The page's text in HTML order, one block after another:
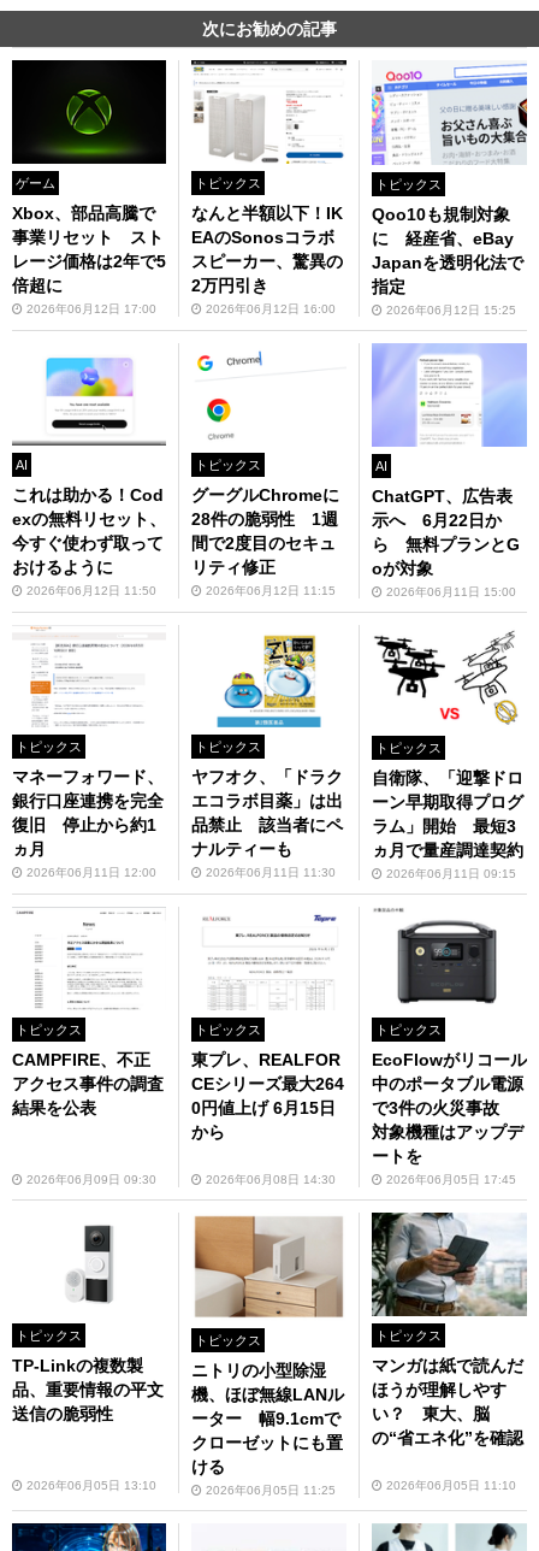
次にお勧めの記事
ゲーム
Xbox、部品高騰で
事業リセット スト
レージ価格は2年で5
倍超に
2026年06月12日 17:00
トピックス
なんと半額以下！IK
EAのSonosコラボ
スピーカー、驚異の
2万円引き
2026年06月12日 16:00
トピックス
Qoo10も規制対象
に 経産省、eBay
Japanを透明化法で
指定
2026年06月12日 15:25
AI
これは助かる！Cod
exの無料リセット、
今すぐ使わず取って
おけるように
2026年06月12日 11:50
トピックス
グーグルChromeに
28件の脆弱性 1週
間で2度目のセキュ
リティ修正
2026年06月12日 11:15
AI
ChatGPT、広告表
示へ 6月22日か
ら 無料プランとG
oが対象
2026年06月11日 15:00
トピックス
マネーフォワード、
銀行口座連携を完全
復旧 停止から約1
ヵ月
2026年06月11日 12:00
トピックス
ヤフオク、「ドラク
エコラボ目薬」は出
品禁止 該当者にペ
ナルティーも
2026年06月11日 11:30
トピックス
自衛隊、「迎撃ドロ
ーン早期取得プログ
ラム」開始 最短3
ヵ月で量産調達契約
2026年06月11日 09:15
トピックス
CAMPFIRE、不正
アクセス事件の調査
結果を公表
2026年06月09日 09:30
トピックス
東プレ、REALFOR
CEシリーズ最大264
0円値上げ 6月15日
から
2026年06月08日 14:30
トピックス
EcoFlowがリコール
中のポータブル電源
で3件の火災事故
対象機種はアップデ
ートを
2026年06月05日 17:45
トピックス
TP-Linkの複数製
品、重要情報の平文
送信の脆弱性
2026年06月05日 13:10
トピックス
ニトリの小型除湿
機、ほぼ無線LANル
ーター 幅9.1cmで
クローゼットにも置
ける
2026年06月05日 11:25
トピックス
マンガは紙で読んだ
ほうが理解しやす
い？ 東大、脳
の“省エネ化”を確認
2026年06月05日 11:10